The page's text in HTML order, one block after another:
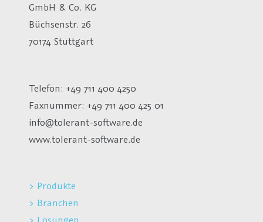
GmbH & Co. KG
Büchsenstr. 26
70174 Stuttgart
Telefon: +49 711 400 4250
Faxnummer: +49 711 400 425 01
info@tolerant-software.de
www.tolerant-software.de
> Produkte
> Branchen